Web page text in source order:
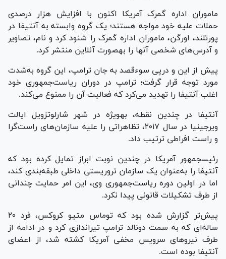
ماموران اداره گمرک آمریکا اکنون با افزایش هزار درصدی
حملات علیه خود مواجه هستند؛ یک گروه وابسته به آنتیفا در
پورتلند، اورگن، ماموران اداره گمرک را شنود کرد و نام، تصاویر
و آدرس‌های شخصی آنها را به‎صورت آنلاین منتشر کرد.
پیش از این و درپی سوءقصد به جان ترامپ، این گروه به‌شدت
مورد توجه قرار گرفت؛ ترامپ در دوران ریاست‌جمهوری خود
اغلب آنتیفا را تهدید می‌کرد که فعالیت آن را ممنوع می‌کند.
آنتیفا در چندین نقطه، به‎ویژه در شهر شارلوتزویل ایالت
ویرجینیا در سال ۲۰۱۷، تظاهراتی را علیه سازمان‌های راست‌گرا
و راست افراطی ترتیب داد.
رئیس‎جمهور آمریکا در چندین نوبت ابراز تمایل کرده بود که
آنتیفا را به‌عنوان یک سازمان تروریستی داخلی طبقه‌بندی کند،
اما در اولین دوره ریاست‌جمهوری وی، این امر حمایت چندانی
از طرف تشکیلات قانونی پیدا نکرد.
پیش‌تر گزارش شده بود که توماس متیو کروکس، فرد ۲۰
ساله‌ای که به سمت دونالد ترامپ تیراندازی کرد و در ادامه از
طرف نیرو‌های سرویس مخفی آمریکا کشته شد، از اعضای
آنتیفا بوده است.